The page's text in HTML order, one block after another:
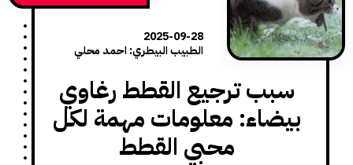
2025-09-28
الطبيب البيطري: احمد محلي
ترجيع القطط رغاوي
معلومات مهمة لكل
محبي القطط